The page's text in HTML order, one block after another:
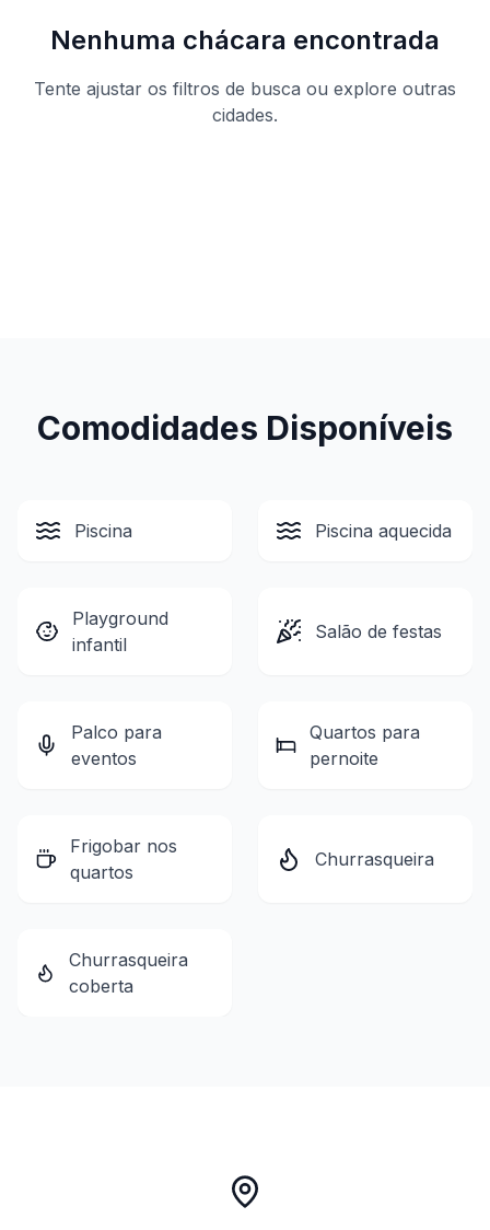
Nenhuma chácara encontrada
Tente ajustar os filtros de busca ou explore outras
cidades.
Comodidades Disponíveis
Piscina Piscina aquecida
Playground
infantil
Salão de festas
Palco para
eventos
Quartos para
pernoite
Frigobar nos
quartos
Churrasqueira
Churrasqueira
coberta